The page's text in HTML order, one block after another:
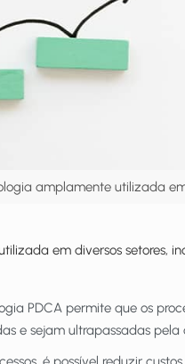
amplamente utilizada
em diversos setores,
PDCA permite que os
e sejam ultrapassadas pela